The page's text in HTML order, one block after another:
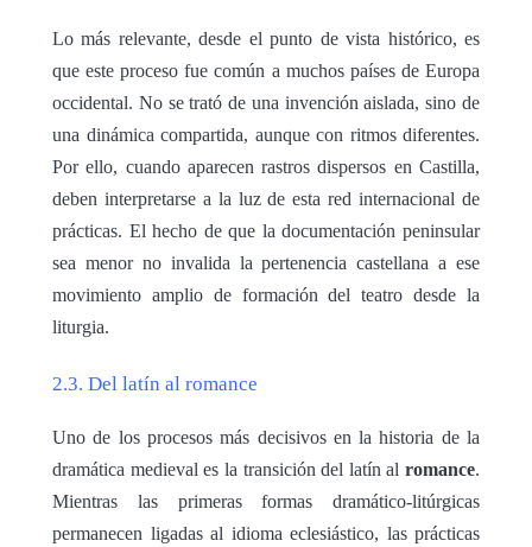
Lo más relevante, desde el punto de vista histórico, es
que este proceso fue común a muchos países de Europa
occidental. No se trató de una invención aislada, sino de
una dinámica compartida, aunque con ritmos diferentes.
Por ello, cuando aparecen rastros dispersos en Castilla,
deben interpretarse a la luz de esta red internacional de
prácticas. El hecho de que la documentación peninsular
sea menor no invalida la pertenencia castellana a ese
movimiento amplio de formación del teatro desde la
liturgia.
2.3. Del latín al romance
Uno de los procesos más decisivos en la historia de la
dramática medieval es la transición del latín al romance.
Mientras las primeras formas dramático-litúrgicas
permanecen ligadas al idioma eclesiástico, las prácticas